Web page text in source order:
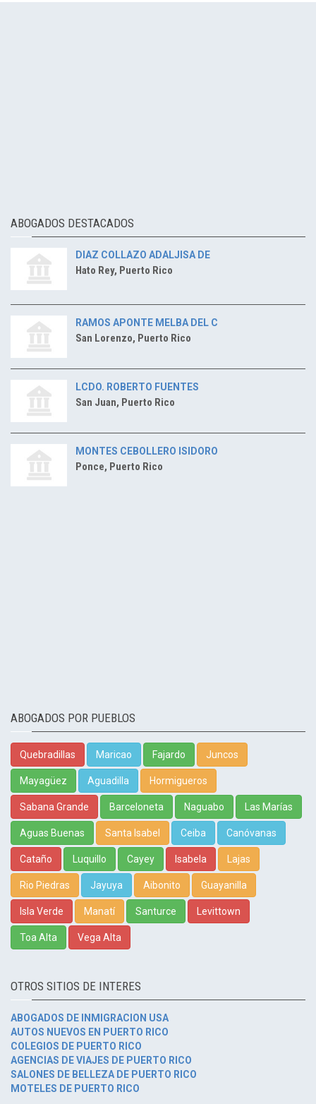
ABOGADOS DESTACADOS
DIAZ COLLAZO ADALJISA DE
Hato Rey, Puerto Rico
RAMOS APONTE MELBA DEL C
San Lorenzo, Puerto Rico
LCDO. ROBERTO FUENTES
San Juan, Puerto Rico
MONTES CEBOLLERO ISIDORO
Ponce, Puerto Rico
ABOGADOS POR PUEBLOS
Quebradillas Maricao Fajardo Juncos
Mayagüez Aguadilla Hormigueros
Sabana Grande Barceloneta Naguabo Las Marías
Aguas Buenas Santa Isabel Ceiba Canóvanas
Cataño Luquillo Cayey Isabela Lajas
Rio Piedras Jayuya Aibonito Guayanilla
Isla Verde Manatí Santurce Levittown
Toa Alta Vega Alta
OTROS SITIOS DE INTERES
ABOGADOS DE INMIGRACION USA
AUTOS NUEVOS EN PUERTO RICO
COLEGIOS DE PUERTO RICO
AGENCIAS DE VIAJES DE PUERTO RICO
SALONES DE BELLEZA DE PUERTO RICO
MOTELES DE PUERTO RICO